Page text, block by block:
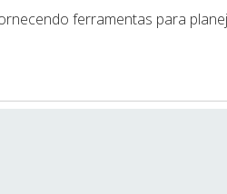
ferramentas para